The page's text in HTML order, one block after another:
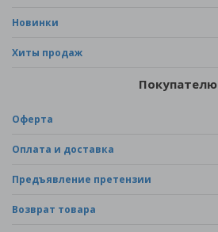
Новинки
Хиты продаж
Покупателю
Оферта
Оплата и доставка
Предъявление претензии
Возврат товара